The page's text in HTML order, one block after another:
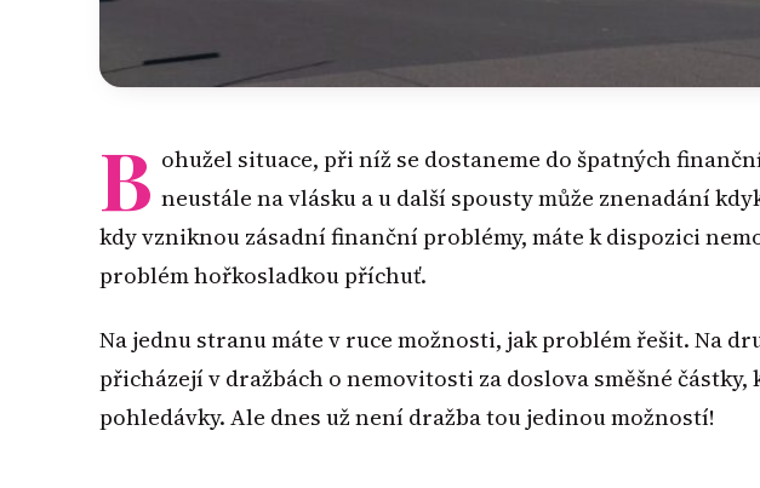
B ohužel situace, při níž se dostaneme do špatných
neustále na vlásku a u další spousty může znenadání
kdy vzniknou zásadní finanční problémy, máte k dispozici
problém hořkosladkou příchuť.
Na jednu stranu máte v ruce možnosti, jak problém řešit. Na
přicházejí v dražbách o nemovitosti za doslova směšné
pohledávky. Ale dnes už není dražba tou jedinou možností!